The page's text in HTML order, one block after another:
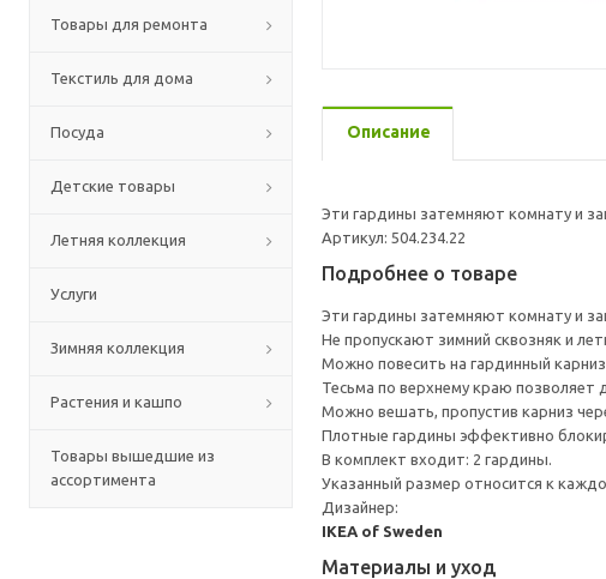
Товары для ремонта
Текстиль для дома
Посуда
Детские товары
Летняя коллекция
Услуги
Зимняя коллекция
Растения и кашпо
Товары вышедшие из
ассортимента
Описание
Эти гардины затемняют комнату и
Артикул: 504.234.22
Подробнее о товаре
Эти гардины затемняют комнату и
Не пропускают зимний сквозняк и
Можно повесить на гардинный
Тесьма по верхнему краю позволяет
Можно вешать, пропустив карниз
Плотные гардины эффективно
В комплект входит: 2 гардины.
Указанный размер относится к
Дизайнер:
IKEA of Sweden
Материалы и уход